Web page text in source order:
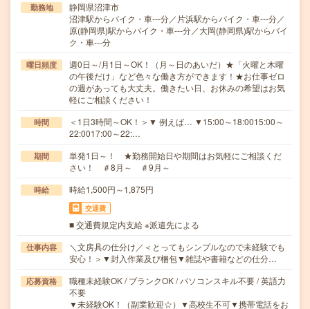
勤務地
静岡県沼津市
沼津駅からバイク・車---分／片浜駅からバイク・車---分／
原(静岡県)駅からバイク・車---分／大岡(静岡県)駅からバイ
ク・車---分
曜日頻度
週0日～/月1日～OK！（月～日のあいだ）★「火曜と木曜
の午後だけ」など色々な働き方ができます！★お仕事ゼロ
の週があっても大丈夫。働きたい日、お休みの希望はお気
軽にご相談ください！
時間
＜1日3時間～OK！＞▼ 例えば… ▼15:00～18:0015:00～
22:0017:00～22:…
期間
単発1日～！ ★勤務開始日や期間はお気軽にご相談くだ
さい！ ＃8月～ ＃9月～
時給 時給1,500円～1,875円
交通費
■ 交通費規定内支給 ※派遣先による
仕事内容
＼文房具の仕分け／＜とってもシンプルなので未経験でも
安心！＞▼封入作業及び梱包▼雑誌や書籍などの仕分…
応募資格
職種未経験OK / ブランクOK / パソコンスキル不要 / 英語力
不要
▼未経験OK！（副業歓迎☆）▼高校生不可▼携帯電話をお